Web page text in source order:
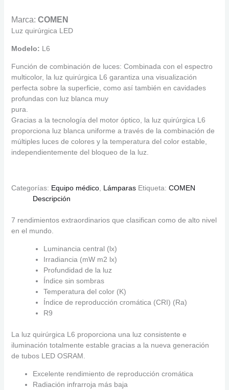
Marca: COMEN
Luz quirúrgica LED
Modelo: L6
Función de combinación de luces: Combinada con el espectro
multicolor, la luz quirúrgica L6 garantiza una visualización
perfecta sobre la superficie, como así también en cavidades
profundas con luz blanca muy
pura.
Gracias a la tecnología del motor óptico, la luz quirúrgica L6
proporciona luz blanca uniforme a través de la combinación de
múltiples luces de colores y la temperatura del color estable,
independientemente del bloqueo de la luz.
Categorías: Equipo médico, Lámparas Etiqueta: COMEN
Descripción
7 rendimientos extraordinarios que clasifican como de alto nivel
en el mundo.
Luminancia central (lx)
Irradiancia (mW m2 lx)
Profundidad de la luz
Índice sin sombras
Temperatura del color (K)
Índice de reproducción cromática (CRI) (Ra)
R9
La luz quirúrgica L6 proporciona una luz consistente e
iluminación totalmente estable gracias a la nueva generación
de tubos LED OSRAM.
Excelente rendimiento de reproducción cromática
Radiación infrarroja más baja